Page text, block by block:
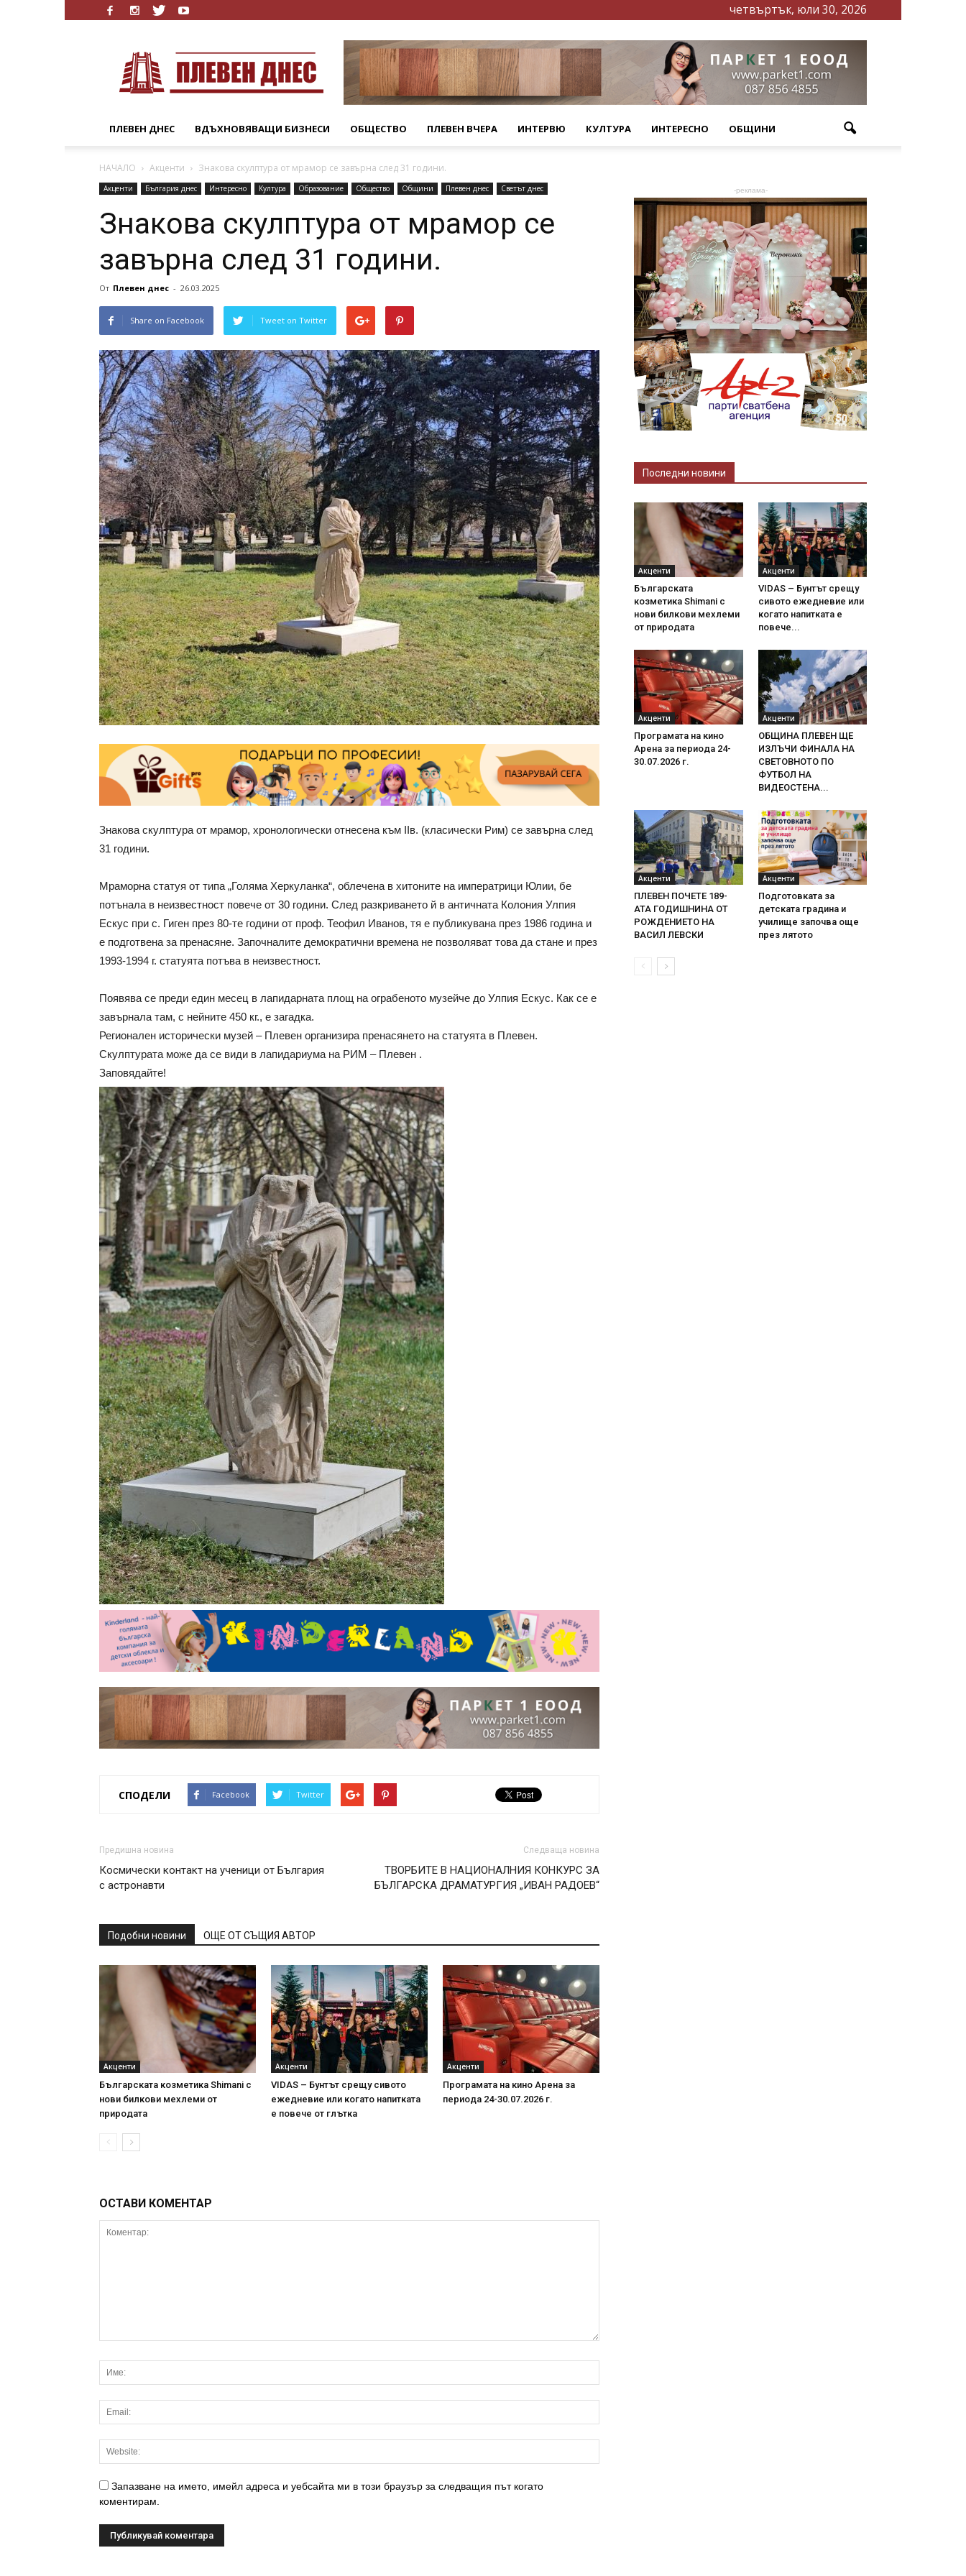
четвъртък, юли 30, 2026
Днес
ПЛЕВЕН ДНЕС ВДЪХНОВЯВАЩИ БИЗНЕСИ ОБЩЕСТВО ПЛЕВЕН ВЧЕРА ИНТЕРВЮ КУЛТУРА ИНТЕРЕСНО ОБЩИНИ
НАЧАЛО Акценти Знакова скулптура от мрамор се завърна след 31 години.
Акценти България днес Интересно Култура Образование Общество Общини Плевен днес Светът днес
Знакова скулптура от мрамор се
завърна след 31 години.
От Плевен днес - 26.03.2025
Share on Facebook Tweet on Twitter
Знакова скулптура от мрамор, хронологически отнесена към IIв. (класически Рим) се завърна след
31 години.
Мраморна статуя от типа „Голяма Херкуланка“, облечена в хитоните на императрици Юлии, бе
потънала в неизвестност повече от 30 години. След разкриването й в античната Колония Улпия
Ескус при с. Гиген през 80-те години от проф. Теофил Иванов, тя е публикувана през 1986 година и
е подготвена за пренасяне. Започналите демократични времена не позволяват това да стане и през
1993-1994 г. статуята потъва в неизвестност.
Появява се преди един месец в лапидарната площ на ограбеното музейче до Улпия Ескус. Как се е
завърнала там, с нейните 450 кг., е загадка.
Регионален исторически музей – Плевен организира пренасянето на статуята в Плевен.
Скулптурата може да се види в лапидариума на РИМ – Плевен .
Заповядайте!
СПОДЕЛИ Facebook Twitter
Предишна новина
Космически контакт на ученици от България
с астронавти
Следваща новина
ТВОРБИТЕ В НАЦИОНАЛНИЯ КОНКУРС ЗА
БЪЛГАРСКА ДРАМАТУРГИЯ „ИВАН РАДОЕВ“
Подобни новини ОЩЕ ОТ СЪЩИЯ АВТОР
Акценти
Българската козметика Shimani с
нови билкови мехлеми от
природата
Акценти
VIDAS – Бунтът срещу сивото
ежедневие или когато напитката
е повече от глътка
Акценти
Програмата на кино Арена за
периода 24-30.07.2026 г.
ОСТАВИ КОМЕНТАР
Запазване на името, имейл адреса и уебсайта ми в този браузър за следващия път когато
коментирам.
-реклама-
Последни новини
Акценти
Българската
козметика Shimani с
нови билкови мехлеми
от природата
Акценти
VIDAS – Бунтът срещу
сивото ежедневие или
когато напитката е
повече...
Акценти
Програмата на кино
Арена за периода 24-
30.07.2026 г.
Акценти
ОБЩИНА ПЛЕВЕН ЩЕ
ИЗЛЪЧИ ФИНАЛА НА
СВЕТОВНОТО ПО
ФУТБОЛ НА
ВИДЕОСТЕНА...
Акценти
ПЛЕВЕН ПОЧЕТЕ 189-
АТА ГОДИШНИНА ОТ
РОЖДЕНИЕТО НА
ВАСИЛ ЛЕВСКИ
Акценти
Подготовката за
детската градина и
училище започва още
през лятото